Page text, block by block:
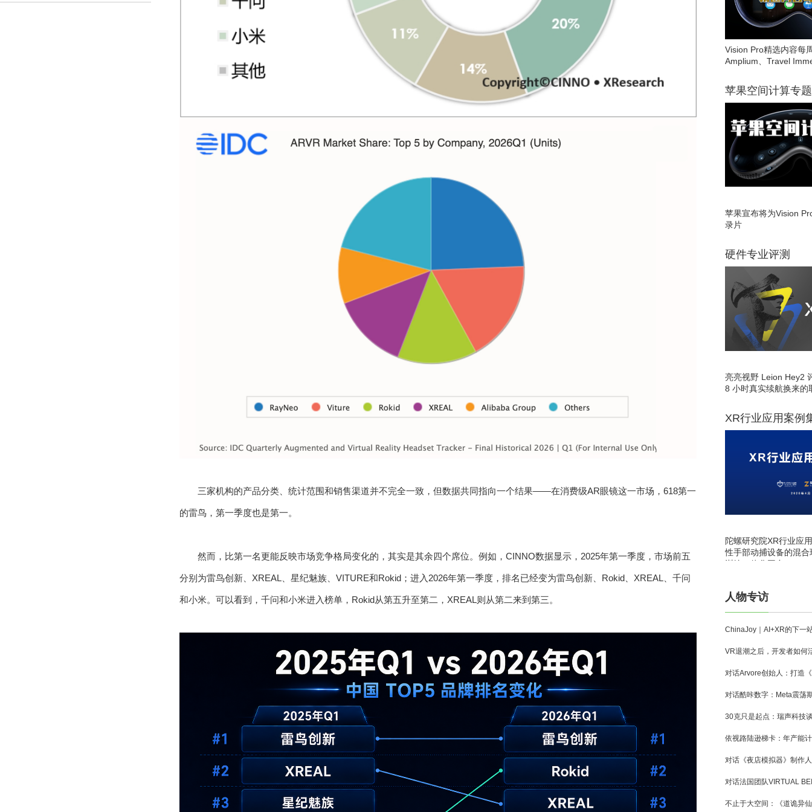
三家机构的产品分类、统计范围和销售渠道并不完全一致，但数据共同指向一个结果——在消费级AR眼镜这一市场，618第一
的雷鸟，第一季度也是第一。
然而，比第一名更能反映市场竞争格局变化的，其实是其余四个席位。例如，CINNO数据显示，2025年第一季度，市场前五
分别为雷鸟创新、XREAL、星纪魅族、VITURE和Rokid；进入2026年第一季度，排名已经变为雷鸟创新、Rokid、XREAL、千问
和小米。可以看到，千问和小米进入榜单，Rokid从第五升至第二，XREAL则从第二来到第三。
Vision Pro精选内容每
Amplium、Travel
苹果空间计算专题
苹果宣布将为Vision
录片
硬件专业评测
亮亮视野 Leion Hey2
8 小时真实续航换来的
XR行业应用案例
陀螺研究院XR行业应
性手部动捕设备的混
训练一体化平台
人物专访